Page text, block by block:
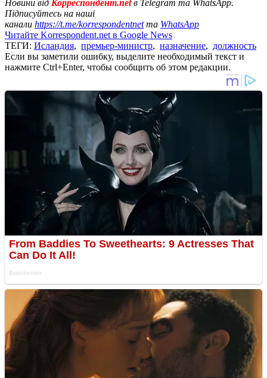
Новини від Корреспондент.netв Telegram та WhatsApp.
Підписуйтесь на наші
канали https://t.me/korrespondentnetта WhatsApp
Читайте Korrespondent.net в Google News
ТЕГИ: Исландия, премьер-министр, назначение, должность
Если вы заметили ошибку, выделите необходимый текст и
нажмите Ctrl+Enter, чтобы сообщить об этом редакции.